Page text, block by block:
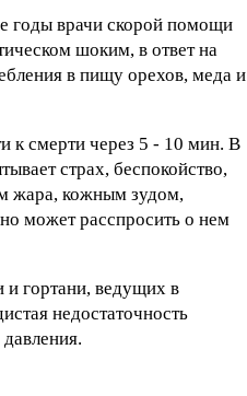
годы врачи скорой помощи
шоким, в ответ на
в пищу орехов, меда и
к смерти через 5 - 10 мин. В
страх, беспокойство,
жара, кожным зудом,
может расспросить о нем
и гортани, ведущих в
недостаточность